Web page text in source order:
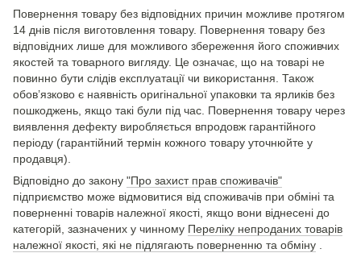
Повернення товару без відповідних причин можливе протягом
14 днів після виготовлення товару. Повернення товару без
відповідних лише для можливого збереження його споживчих
якостей та товарного вигляду. Це означає, що на товарі не
повинно бути слідів експлуатації чи використання. Також
обов’язково є наявність оригінальної упаковки та ярликів без
пошкоджень, якщо такі були під час. Повернення товару через
виявлення дефекту виробляється впродовж гарантійного
періоду (гарантійний термін кожного товару уточнюйте у
продавця).
Відповідно до закону "Про захист прав споживачів"
підприємство може відмовитися від споживачів при обміні та
поверненні товарів належної якості, якщо вони віднесені до
категорій, зазначених у чинному Переліку непроданих товарів
належної якості, які не підлягають поверненню та обміну